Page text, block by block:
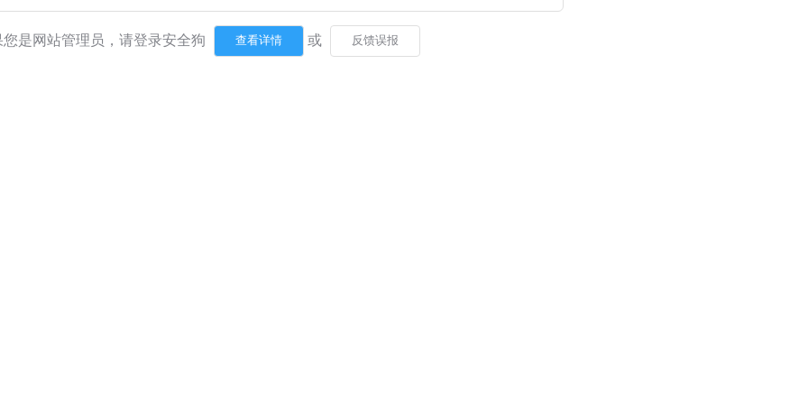
您是网站管理员，请登录安全狗 或